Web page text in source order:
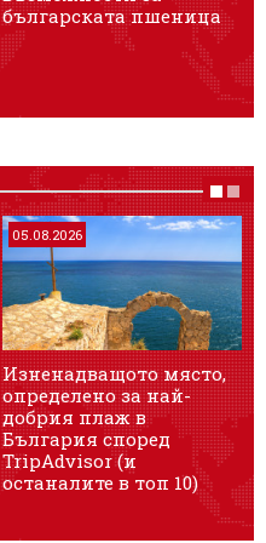
българската пшеница
05.08.2026
Изненадващото място,
определено за най-
добрия плаж в
България според
TripAdvisor (и
останалите в топ 10)